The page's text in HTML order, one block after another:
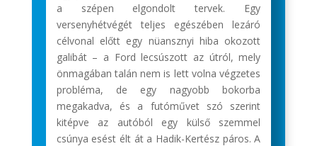
a szépen elgondolt tervek. Egy
versenyhétvégét teljes egészében lezáró
célvonal előtt egy nüansznyi hiba okozott
galibát – a Ford lecsúszott az útról, mely
önmagában talán nem is lett volna végzetes
probléma, de egy nagyobb bokorba
megakadva, és a futóművet szó szerint
kitépve az autóból egy külső szemmel
csúnya esést élt át a Hadik-Kertész páros. A